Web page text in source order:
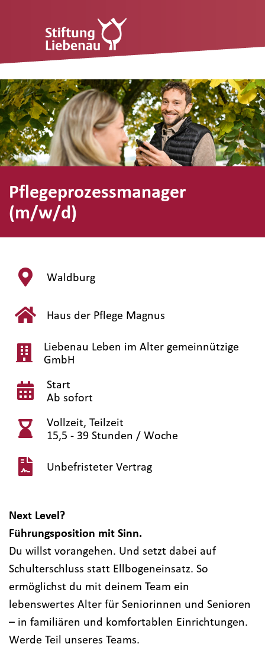
Pflegeprozessmanager
(m/w/d)
Waldburg
Haus der Pflege Magnus
Liebenau Leben im Alter gemeinnützige
GmbH
Start
Ab sofort
Vollzeit, Teilzeit
15,5 - 39 Stunden / Woche
Unbefristeter Vertrag
Next Level?
Führungsposition mit Sinn.
Du willst vorangehen. Und setzt dabei auf
Schulterschluss statt Ellbogeneinsatz. So
ermöglichst du mit deinem Team ein
lebenswertes Alter für Seniorinnen und Senioren
– in familiären und komfortablen Einrichtungen.
Werde Teil unseres Teams.